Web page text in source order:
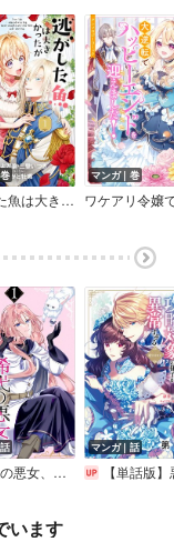
逃がした魚は大きかったが釣りあげた魚が大きすぎた件（コミック）【デジタル版限定特典付き】
マンガ｜巻
で【無才無能】を楽しむ【分冊版】
マンガ｜話
【単話版】悪役令嬢ですが攻略対象の様子が異常すぎ
います